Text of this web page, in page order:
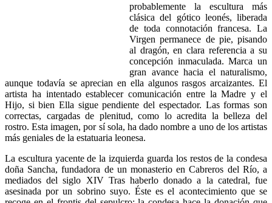
probablemente la escultura más
clásica del gótico leonés, liberada
de toda connotación francesa. La
Virgen permanece de pie, pisando
al dragón, en clara referencia a su
concepción inmaculada. Marca un
gran avance hacia el naturalismo,
aunque todavía se aprecian en ella algunos rasgos arcaizantes. El
artista ha intentado establecer comunicación entre la Madre y el
Hijo, si bien Ella sigue pendiente del espectador. Las formas son
correctas, cargadas de plenitud, como lo acredita la belleza del
rostro. Esta imagen, por sí sola, ha dado nombre a uno de los artistas
más geniales de la estatuaria leonesa.
La escultura yacente de la izquierda guarda los restos de la condesa
doña Sancha, fundadora de un monasterio en Cabreros del Río, a
mediados del siglo XIV Tras haberlo donado a la catedral, fue
asesinada por un sobrino suyo. Éste es el acontecimiento que se